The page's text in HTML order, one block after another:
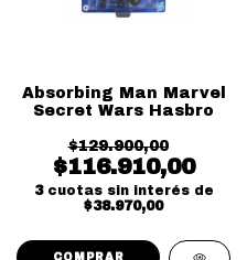
Absorbing Man Marvel
Secret Wars Hasbro
$129.900,00
$116.910,00
3 cuotas sin interés de
$38.970,00